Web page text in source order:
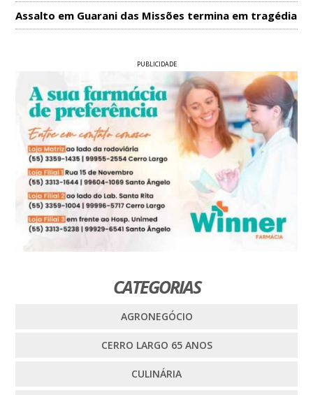
Assalto em Guarani das Missões termina em tragédia
PUBLICIDADE
CATEGORIAS
AGRONEGÓCIO
CERRO LARGO 65 ANOS
CULINÁRIA